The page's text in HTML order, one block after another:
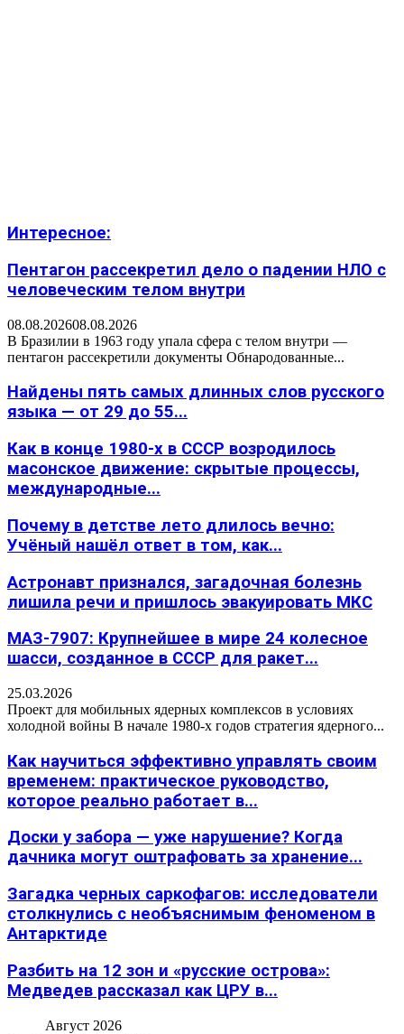
Интересное:
Пентагон рассекретил дело о падении НЛО с
человеческим телом внутри
08.08.202608.08.2026
В Бразилии в 1963 году упала сфера с телом внутри —
пентагон рассекретили документы Обнародованные...
Найдены пять самых длинных слов русского
языка — от 29 до 55...
Как в конце 1980-х в СССР возродилось
масонское движение: скрытые процессы,
международные...
Почему в детстве лето длилось вечно:
Учёный нашёл ответ в том, как...
Астронавт признался, загадочная болезнь
лишила речи и пришлось эвакуировать МКС
МАЗ-7907: Крупнейшее в мире 24 колесное
шасси, созданное в СССР для ракет...
25.03.2026
Проект для мобильных ядерных комплексов в условиях
холодной войны В начале 1980-х годов стратегия ядерного...
Как научиться эффективно управлять своим
временем: практическое руководство,
которое реально работает в...
Доски у забора — уже нарушение? Когда
дачника могут оштрафовать за хранение...
Загадка черных саркофагов: исследователи
столкнулись с необъяснимым феноменом в
Антарктиде
Разбить на 12 зон и «русские острова»:
Медведев рассказал как ЦРУ в...
Август 2026